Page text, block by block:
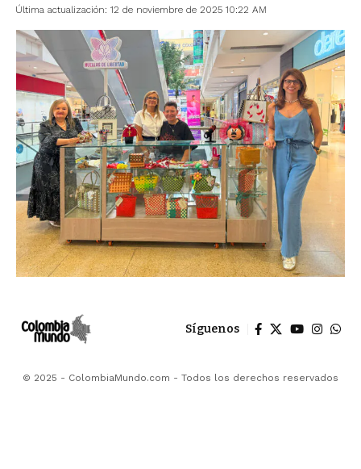
Última actualización: 12 de noviembre de 2025 10:22 AM
Síguenos
© 2025 - ColombiaMundo.com - Todos los derechos reservados